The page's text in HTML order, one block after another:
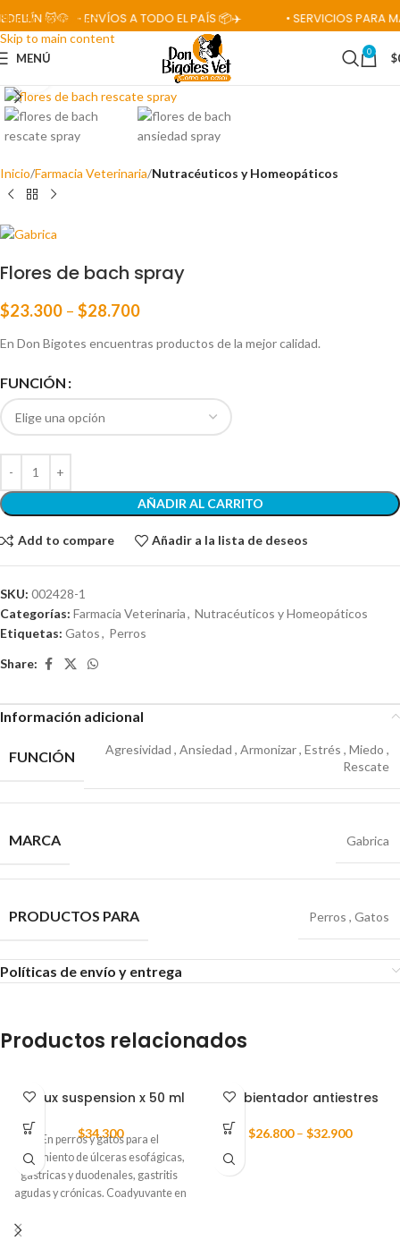
Skip to navigation
Skip to main content
🐱🐶 • ENVÍOS A TODO EL PAÍS 📦✈️ • SERVICIOS PARA
MENÚ 0 $
Inicio Farmacia Veterinaria Nutracéuticos y Homeopáticos
Flores de bach spray
$23.300 – $28.700
En Don Bigotes encuentras productos de la mejor calidad.
FUNCIÓN
AÑADIR AL CARRITO
Add to compare Añadir a la lista de deseos
SKU: 002428-1
Categorías: Farmacia Veterinaria, Nutracéuticos y Homeopáticos
Etiquetas: Gatos, Perros
Share:
Información adicional
FUNCIÓN Agresividad , Ansiedad , Armonizar, Estrés , Miedo ,
Rescate
MARCA Gabrica
PRODUCTOS PARA Perros , Gatos
Políticas de envío y entrega
Productos relacionados
Aciflux suspension x 50 ml
$34.300
En perros y gatos para el
tratamiento de úlceras esofágicas,
gástricas y duodenales, gastritis
agudas y crónicas. Coadyuvante en
Ambientador antiestres
$26.800 – $32.900